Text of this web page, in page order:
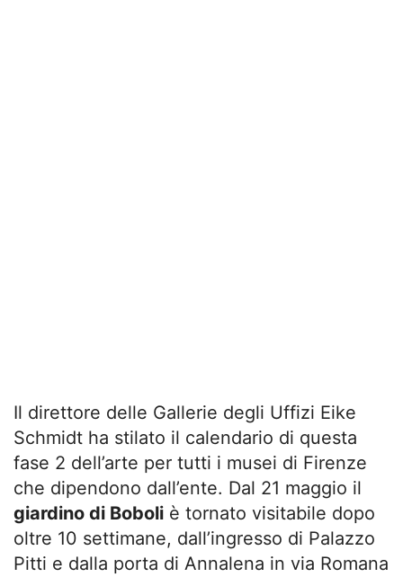
Il direttore delle Gallerie degli Uffizi Eike
Schmidt ha stilato il calendario di questa
fase 2 dell’arte per tutti i musei di Firenze
che dipendono dall’ente. Dal 21 maggio il
giardino di Boboli è tornato visitabile dopo
oltre 10 settimane, dall’ingresso di Palazzo
Pitti e dalla porta di Annalena in via Romana